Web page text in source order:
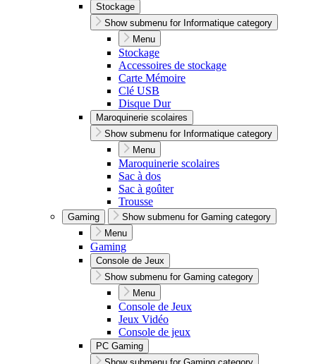
Stockage
Show submenu for Informatique category
Menu
Stockage
Accessoires de stockage
Carte Mémoire
Clé USB
Disque Dur
Maroquinerie scolaires
Show submenu for Informatique category
Menu
Maroquinerie scolaires
Sac à dos
Sac à goûter
Trousse
Gaming
Show submenu for Gaming category
Menu
Gaming
Console de Jeux
Show submenu for Gaming category
Menu
Console de Jeux
Jeux Vidéo
Console de jeux
PC Gaming